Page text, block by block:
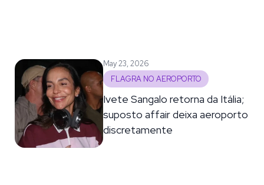
May 23, 2026
FLAGRA NO AEROPORTO
Ivete Sangalo retorna da Itália;
suposto affair deixa aeroporto
discretamente